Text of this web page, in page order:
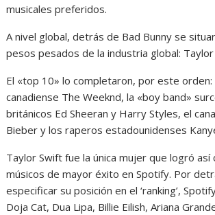
musicales preferidos.
A nivel global, detrás de Bad Bunny se
pesos pesados de la industria global:
El «top 10» lo completaron, por este orden:
canadiense The Weeknd, la «boy band»
británicos Ed Sheeran y Harry Styles, el
Bieber y los raperos estadounidenses
Taylor Swift fue la única mujer que logró
músicos de mayor éxito en Spotify. Por
especificar su posición en el ‘ranking’,
Doja Cat, Dua Lipa, Billie Eilish, Ariana